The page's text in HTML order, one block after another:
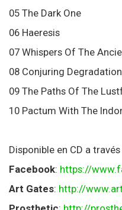
05 The Dark One
06 Haeresis
07 Whispers Of The
08 Conjuring
09 The Paths Of The
10 Pactum With The
Disponible en CD a
Facebook: https://
Art Gates: http://